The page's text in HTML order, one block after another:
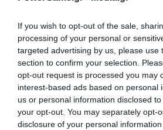
If you wish to opt-out of the sale,
processing of your personal or
targeted advertising by us, please use
section to confirm your selection.
opt-out request is processed you may
interest-based ads based on personal
us or personal information disclosed
your opt-out. You may separately opt-
disclosure of your personal
ενημέρωση!
TAGS: HUGO BOSS ΓΕΡΜΑΝΙΑ